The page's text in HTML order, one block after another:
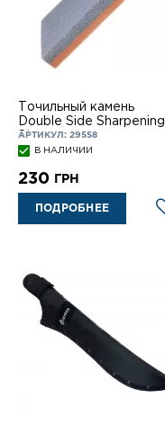
Точильный камень
Double Side Sharpening
Stone
АРТИКУЛ: 29558
В НАЛИЧИИ
230 ГРН
ПОДРОБНЕЕ